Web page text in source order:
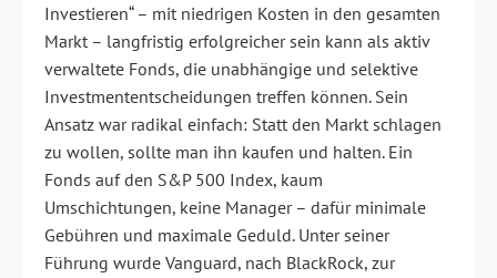
Investieren“ – mit niedrigen Kosten in den gesamten
Markt – langfristig erfolgreicher sein kann als aktiv
verwaltete Fonds, die unabhängige und selektive
Investmententscheidungen treffen können. Sein
Ansatz war radikal einfach: Statt den Markt schlagen
zu wollen, sollte man ihn kaufen und halten. Ein
Fonds auf den S&P 500 Index, kaum
Umschichtungen, keine Manager – dafür minimale
Gebühren und maximale Geduld. Unter seiner
Führung wurde Vanguard, nach BlackRock, zur